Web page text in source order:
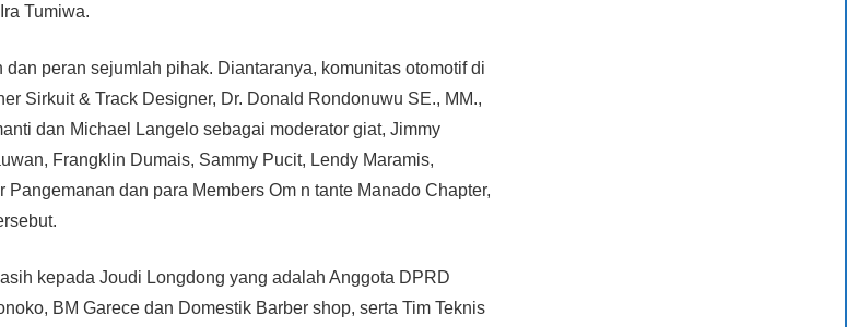
Tumiwa.
dan peran sejumlah pihak. Diantaranya, komunitas otomotif di
Sirkuit & Track Designer, Dr. Donald Rondonuwu SE., MM.,
dan Michael Langelo sebagai moderator giat, Jimmy
Frangklin Dumais, Sammy Pucit, Lendy Maramis,
dan para Members Om n tante Manado Chapter,
kepada Joudi Longdong yang adalah Anggota DPRD
BM Garece dan Domestik Barber shop, serta Tim Teknis